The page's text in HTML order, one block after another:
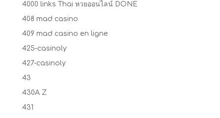
4000 links Thai หวยออนไลน์ DONE
408 mad casino
409 mad casino en ligne
425-casinoly
427-casinoly
43
430A Z
431